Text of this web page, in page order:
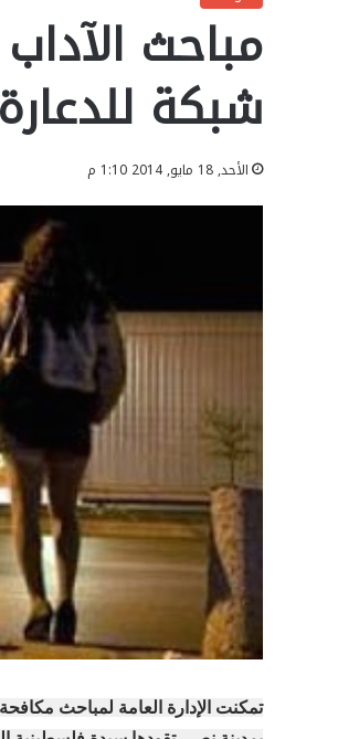
مباحث
شبكة
الأحد, 18 مايو, 2014 1:10 م
تمكنت الإدارة العامة لمباحث